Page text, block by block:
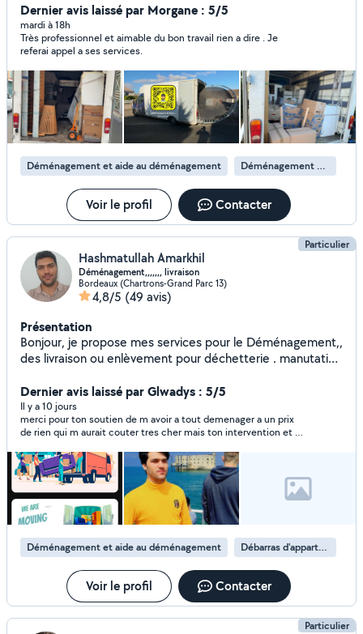
etc) - Transport (déménagement, débarras) - Montage &
Installation (tout types) Dynamique et professionnel, nous
proposons un service de qualité en essayant de s'adapter
à votre budget, si vous avez la moindre question n'hésitez
pas je me ferais un plaisir de vous répondre.
Dernier avis laissé par Morgane : 5/5
mardi à 18h
Très professionnel et aimable du bon travail rien a dire . Je
referai appel a ses services.
Déménagement et aide au déménagement Déménagement de maison
Voir le profil Contacter
Particulier
Hashmatullah Amarkhil
Déménagement,,,,,,, livraison
Bordeaux (Chartrons-Grand Parc 13)
4,8/5 (49 avis)
Présentation
Bonjour, je propose mes services pour le Déménagement,,
des livraison ou enlèvement pour déchetterie . manutation
Dernier avis laissé par Glwadys : 5/5
Il y a 10 jours
merci pour ton soutien de m avoir a tout demenager a un prix
de rien qui m aurait couter tres cher mais ton intervention et ra
Déménagement et aide au déménagement Débarras d'appartement
Voir le profil Contacter
Particulier